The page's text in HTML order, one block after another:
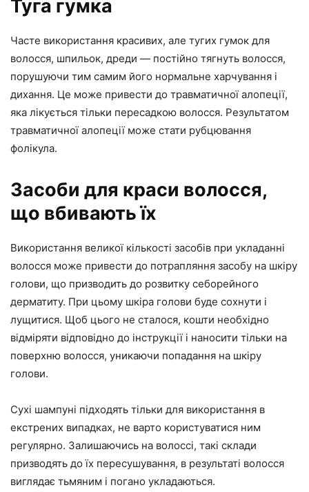
Туга гумка
Часте використання красивих, але тугих гумок для
волосся, шпильок, дреди — постійно тягнуть волосся,
порушуючи тим самим його нормальне харчування і
дихання. Це може привести до травматичної алопеції,
яка лікується тільки пересадкою волосся. Результатом
травматичної алопеції може стати рубцювання
фолікула.
Засоби для краси волосся,
що вбивають їх
Використання великої кількості засобів при укладанні
волосся може привести до потрапляння засобу на шкіру
голови, що призводить до розвитку себорейного
дерматиту. При цьому шкіра голови буде сохнути і
лущитися. Щоб цього не сталося, кошти необхідно
відміряти відповідно до інструкції і наносити тільки на
поверхню волосся, уникаючи попадання на шкіру
голови.
Сухі шампуні підходять тільки для використання в
екстрених випадках, не варто користуватися ним
регулярно. Залишаючись на волоссі, такі склади
призводять до їх пересушування, в результаті волосся
виглядає тьмяним і погано укладаються.